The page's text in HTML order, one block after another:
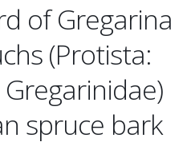
of Gregarina
(Protista:
spruce bark